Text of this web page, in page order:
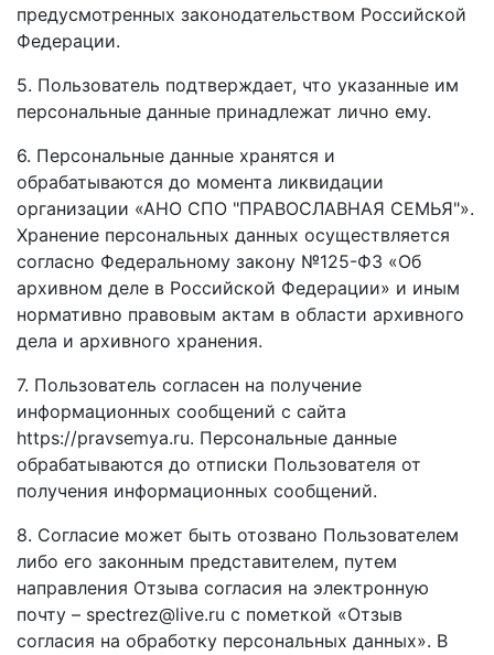
предусмотренных законодательством Российской
Федерации.
5. Пользователь подтверждает, что указанные им
персональные данные принадлежат лично ему.
6. Персональные данные хранятся и
обрабатываются до момента ликвидации
организации «АНО СПО "ПРАВОСЛАВНАЯ СЕМЬЯ"».
Хранение персональных данных осуществляется
согласно Федеральному закону №125-ФЗ «Об
архивном деле в Российской Федерации» и иным
нормативно правовым актам в области архивного
дела и архивного хранения.
7. Пользователь согласен на получение
информационных сообщений с сайта
https://pravsemya.ru. Персональные данные
обрабатываются до отписки Пользователя от
получения информационных сообщений.
8. Согласие может быть отозвано Пользователем
либо его законным представителем, путем
направления Отзыва согласия на электронную
почту – spectrez@live.ru с пометкой «Отзыв
согласия на обработку персональных данных». В